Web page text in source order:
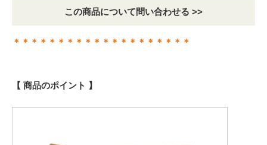
この商品について問い合わせる >>
＊＊＊＊＊＊＊＊＊＊＊＊＊＊＊＊＊＊＊＊
【 商品のポイント 】